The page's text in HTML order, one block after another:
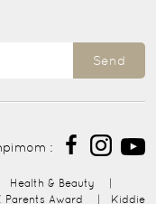
Send
:
Health & Beauty
Parents Award Kiddie